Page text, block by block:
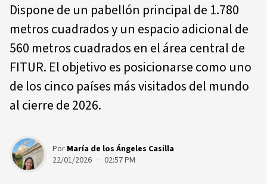
Dispone de un pabellón principal de 1.780
metros cuadrados y un espacio adicional de
560 metros cuadrados en el área central de
FITUR. El objetivo es posicionarse como uno
de los cinco países más visitados del mundo
al cierre de 2026.
Por María de los Ángeles Casilla
22/01/2026 · 02:57 PM